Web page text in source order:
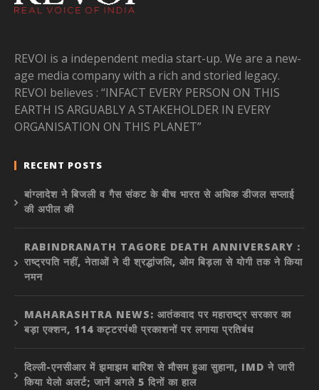
REVOI is a independent media start-up. We are a new-
age media company with a rich and storied legacy.
REVOI believes : “INFACT EVERY PERSON ON THIS
EARTH IS ARGUABLY A STAKEHOLDER IN EVERY
ORGANISATION ON THIS PLANET”
RECENT POSTS
बांग्लादेश ने बिजली व गैस संकट के बीच भारत से अधिक डीजल सप्लाई
की अपील की
RABINDRANATH TAGORE DEATH ANNIVERSARY :
राष्ट्रपति नहीं, नेताओं ने दी श्रद्धांजलि, ओम बिड़ला से योगी तक ने किया
नमन
MAHARASHTRA NEWS: आतंकवाद पर महाराष्ट्र सरकार का
बड़ा एक्शन, 114 कट्टरपंथी प्रकाशनों पर लगाया प्रतिबंध
दिल्ली-एनसीआर में झमाझम बारिश से मौसम हुआ सुहाना, IMD ने जारी
किया येलो अलर्ट; जानें अगले 5 दिनों का हाल